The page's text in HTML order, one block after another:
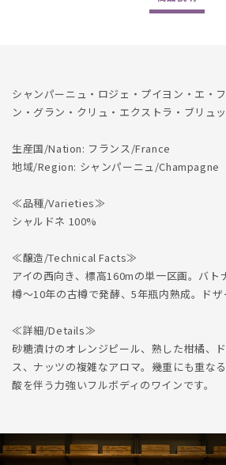
の
数
量
を
ら
す
の
数
量
を
シャンパーニュ・ロジェ・プイヨン・エ・
ン・グラン・クリュ・エクストラ・ブリュ
生産国/Nation: フランス/France
地域/Region: シャンパーニュ/Champagne
≪品種/Varieties≫
シャルドネ 100%
≪醸造/Technical Facts≫
アイの西向き、標高160mの単一区画。バト
樽～10年の古樽で発酵、5年瓶内熟成。ドザ
≪詳細/Details≫
砂糖漬けのオレンジピール、熟した柑橘、
ス、ナッツの複雑なアロマ。幾重にも重な
酸を伴う力強いフルボディのワインです。